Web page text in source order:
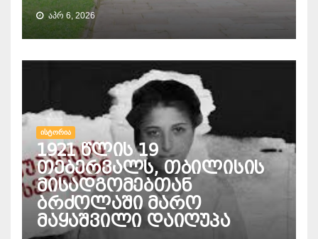
ᲐᲞᲠ 6, 2026
ᲘᲡᲢᲝᲠᲘᲐ
1921 წლის 19
თებერვალს, თბილისის
მისადგომებთან
ბრძოლაში მარო
მაყაშვილი დაიღუპა